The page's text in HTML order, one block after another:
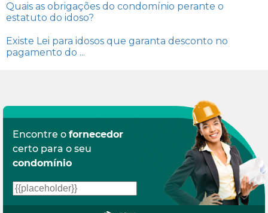
Quais as obrigações do condomínio perante o
estatuto do idoso?
Existe Lei para idosos que garanta desconto no
pagamento do ...
Encontre o fornecedor
certo para o seu
condomínio